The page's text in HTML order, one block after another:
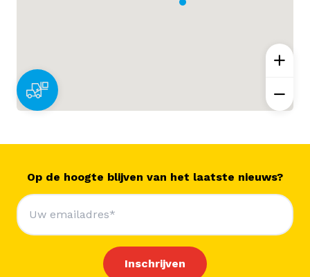
Op de hoogte blijven van het laatste nieuws?